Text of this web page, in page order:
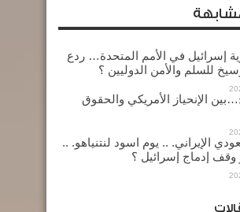
إسرائيل في الأمم المتحدة… ردع
للسلم والأمن الدوليين ؟
الإنحياز الأمريكي والحقوق
الإيراني. .. يوم اسود لنتنياهو. ..
إدماج إسرائيل ؟